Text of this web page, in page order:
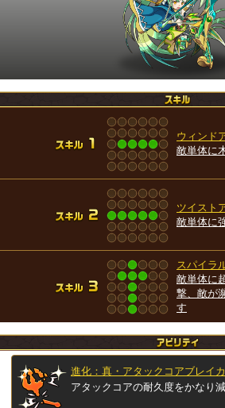
ウィンド
敵単体に
ツイスト
敵単体に
スパイラ
敵単体に
撃、敵が
す
進化：真・アタックコアブレイ
アタックコアの耐久度をかなり